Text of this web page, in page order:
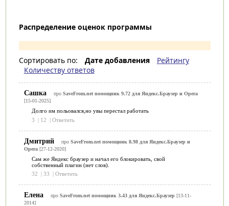
Распределение оценок программы
Сортировать по: Дате добавления
Рейтингу
Количеству ответов
Сашка про SaveFrom.net помощник 9.72 для Яндекс.Браузер и Opera
[15-01-2025]
Долго им польовался,но увы перестал работать
3
| 12 | Ответить
Дмитрий про SaveFrom.net помощник 8.98 для Яндекс.Браузер и
Opera[27-12-2020]
Сам же Яндекс браузер и начал его блокировать, свой
собственный плагин (нет слов).
32
| 33 | Ответить
Елена про SaveFrom.net помощник 3.43 для Яндекс.Браузер [13-11-
2014]